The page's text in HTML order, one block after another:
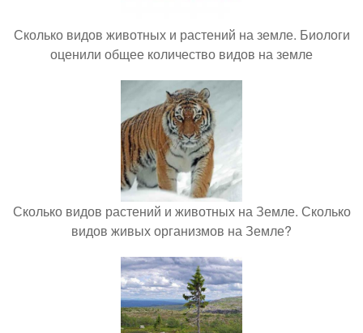
Сколько видов животных и растений на земле. Биологи
оценили общее количество видов на земле
Сколько видов растений и животных на Земле. Сколько
видов живых организмов на Земле?